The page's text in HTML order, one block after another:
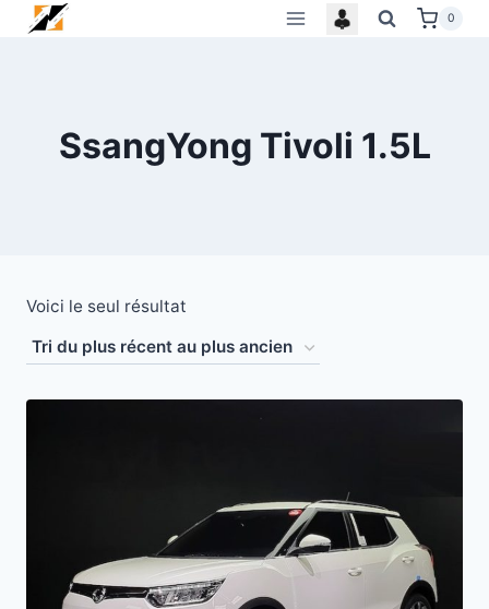
Skip
0
SsangYong Tivoli 1.5L
Voici le seul résultat